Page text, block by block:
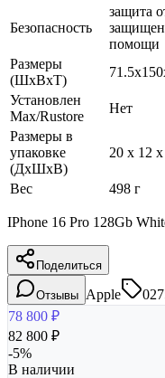
Безопасность
защита
помощи
Размеры
(ШхВхТ)
Установлен
Max/Rustore
Нет
Размеры в
упаковке
(ДхШхВ)
20 x 12
Вес 498 г
IPhone 16 Pro 128Gb
Поделиться
Отзывы Apple
78 800 ₽
82 800 ₽
-5%
В наличии